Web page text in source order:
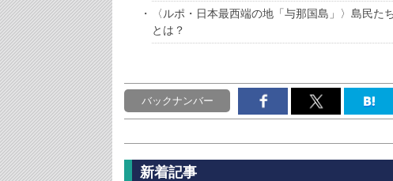
〈ルポ・日本最西端の地「与那国島」〉島民
とは？
バックナンバー
新着記事